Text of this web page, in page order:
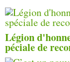
Légion
péciale de